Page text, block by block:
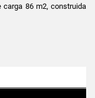
carga 86 m2, construida